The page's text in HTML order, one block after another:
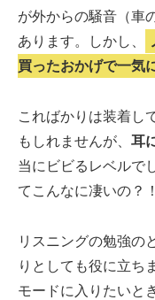
が外からの騒音（車
あります。しかし、
買ったおかげで一気
こればかりは装着し
もしれませんが、 耳
当にビビるレベルで
てこんなに凄いの？
リスニングの勉強の
りとしても役に立ち
モードに入りたいと